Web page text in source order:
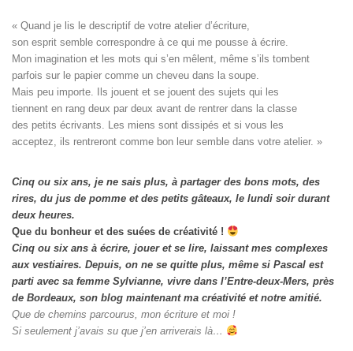
« Quand je lis le descriptif de votre atelier d’écriture,
son esprit semble correspondre à ce qui me pousse à écrire.
Mon imagination et les mots qui s’en mêlent, même s’ils tombent
parfois sur le papier comme un cheveu dans la soupe.
Mais peu importe. Ils jouent et se jouent des sujets qui les
tiennent en rang deux par deux avant de rentrer dans la classe
des petits écrivants. Les miens sont dissipés et si vous les
acceptez, ils rentreront comme bon leur semble dans votre atelier. »
Cinq ou six ans, je ne sais plus, à partager des bons mots, des
rires, du jus de pomme et des petits gâteaux, le lundi soir durant
deux heures.
Que du bonheur et des suées de créativité !
Cinq ou six ans à écrire, jouer et se lire, laissant mes complexes
aux vestiaires. Depuis, on ne se quitte plus, même si Pascal est
parti avec sa femme Sylvianne, vivre dans l’Entre-deux-Mers, près
de Bordeaux, son blog maintenant ma créativité et notre amitié.
Que de chemins parcourus, mon écriture et moi !
Si seulement j’avais su que j’en arriverais là…